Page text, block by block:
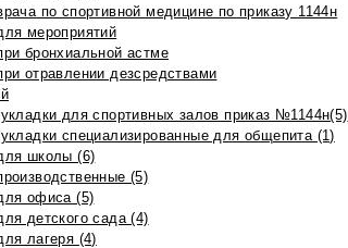
по спортивной медицине по приказу 1144н
мероприятий
бронхиальной астме
отравлении дезсредствами
для спортивных залов приказ №1144н(5)
специализированные для общепита (1)
школы (6)
(5)
офиса (5)
детского сада (4)
лагеря (4)